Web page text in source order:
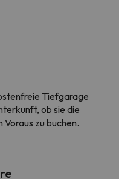
Tiefgarage
ob sie die
zu buchen.